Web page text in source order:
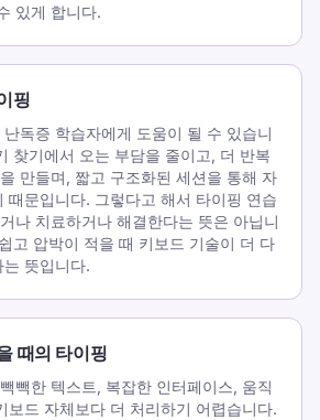
있게 합니다.
핑
독증 학습자에게 도움이 될 수 있습니
찾기에서 오는 부담을 줄이고, 더 반복
만들며, 짧고 구조화된 세션을 통해 자
때문입니다. 그렇다고 해서 타이핑 연습
나 치료하거나 해결한다는 뜻은 아닙니
고 압박이 적을 때 키보드 기술이 더 다
뜻입니다.
때의 타이핑
빽한 텍스트, 복잡한 인터페이스, 움직
보드 자체보다 더 처리하기 어렵습니다.